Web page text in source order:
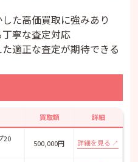
た高価買取に強みあり
寧な査定対応
適正な査定が期待できる
買取額 詳細
20
500,000円 詳細を見る